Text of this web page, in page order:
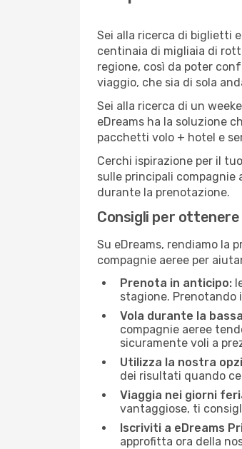
Sei alla ricerca di biglietti
centinaia di migliaia di
regione, così da poter
viaggio, che sia di sola
Sei alla ricerca di un
eDreams ha la soluzione
pacchetti volo + hotel e
Cerchi ispirazione per il
sulle principali
durante la prenotazione.
Consigli per
Su eDreams, rendiamo la
compagnie aeree per
Prenota in anticipo:
stagione.
Vola durante la
compagnie aeree
sicuramente voli a
Utilizza la nostra
dei risultati quando
Viaggia nei giorni
vantaggiose, ti
Iscriviti a eDreams
approfitta ora della